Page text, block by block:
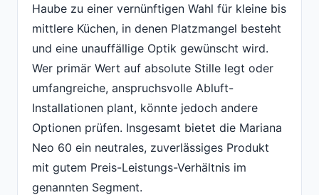
Haube zu einer vernünftigen Wahl für kleine bis
mittlere Küchen, in denen Platzmangel besteht
und eine unauffällige Optik gewünscht wird.
Wer primär Wert auf absolute Stille legt oder
umfangreiche, anspruchsvolle Abluft-
Installationen plant, könnte jedoch andere
Optionen prüfen. Insgesamt bietet die Mariana
Neo 60 ein neutrales, zuverlässiges Produkt
mit gutem Preis-Leistungs-Verhältnis im
genannten Segment.